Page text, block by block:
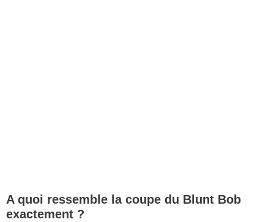
A quoi ressemble la coupe du Blunt Bob
exactement ?